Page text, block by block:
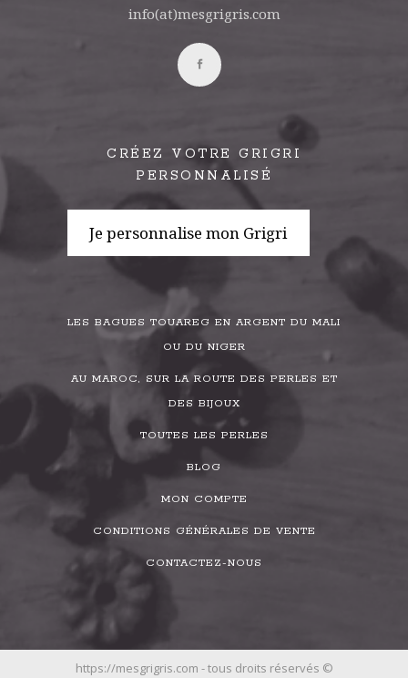
info(at)mesgrigris.com
CRÉEZ VOTRE GRIGRI
PERSONNALISÉ
Je personnalise mon Grigri
LES BAGUES TOUAREG EN ARGENT DU MALI
OU DU NIGER
AU MAROC, SUR LA ROUTE DES PERLES ET
DES BIJOUX
TOUTES LES PERLES
BLOG
MON COMPTE
CONDITIONS GÉNÉRALES DE VENTE
CONTACTEZ-NOUS
https://mesgrigris.com - tous droits réservés ©